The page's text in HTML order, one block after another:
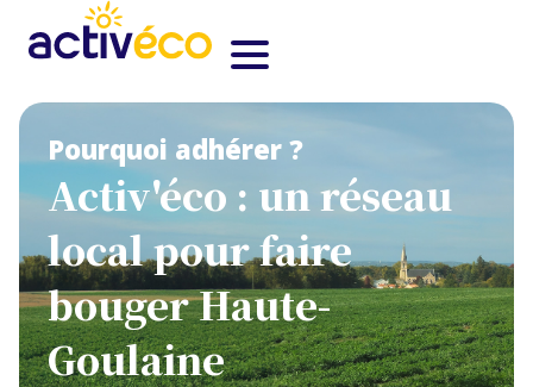
Pourquoi adhérer ?
Activ'éco : un réseau
local pour faire
bouger Haute-
Goulaine​